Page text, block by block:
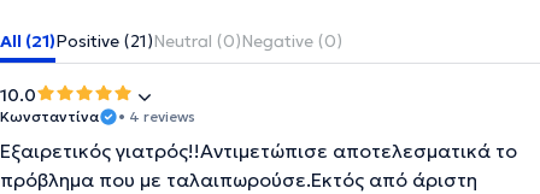
All (21)Positive (21)Neutral (0)Negative (0)
10.0
Κωνσταντίνα • 4 reviews
Εξαιρετικός γιατρός!!Αντιμετώπισε αποτελεσματικά το
πρόβλημα που με ταλαιπωρούσε.Εκτός από άριστη